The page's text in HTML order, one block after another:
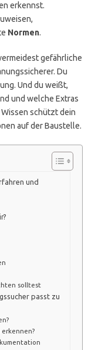
erkennst.
Normen.
gefährliche
Du
Und du weißt,
und welche Extras
schützt dein
auf der Baustelle.
und
solltest
passt zu